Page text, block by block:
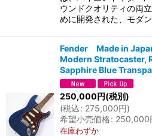
ウンドクオリティの両
めに開発された、モダ
Fender Made in
Modern Stratocaster,
Sapphire Blue
250,000円(税別)
(税込: 275,000円)
希望小売価格: 250,000
在庫わずか